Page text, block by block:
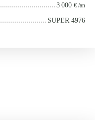
3 000 € /an
SUPER 4976